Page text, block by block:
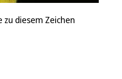
diesem Zeichen